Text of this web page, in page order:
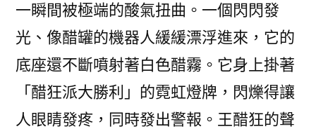
一瞬間被極端的酸氣扭曲。一個閃閃發
光、像醋罐的機器人緩緩漂浮進來，它的
底座還不斷噴射著白色醋霧。它身上掛著
「醋狂派大勝利」的霓虹燈牌，閃爍得讓
人眼睛發疼，同時發出警報。王醋狂的聲